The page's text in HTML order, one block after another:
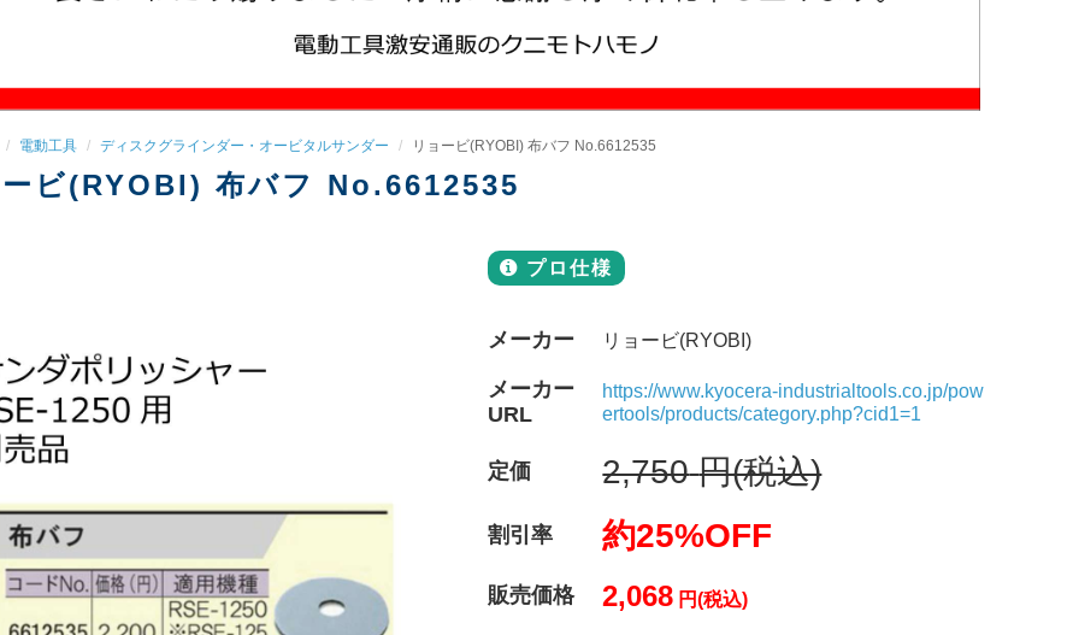
電動工具 ディスクグラインダー・オービタルサンダー リョービ(RYOBI) 布バフ No.6612535
ービ(RYOBI) 布バフ No.6612535
プロ仕様
メーカー リョービ(RYOBI)
メーカー
URL
https://www.kyocera-industrialtools.co.jp/pow
ertools/products/category.php?cid1=1
定価 2,750 円(税込)
割引率 約25%OFF
販売価格 2,068 円(税込)